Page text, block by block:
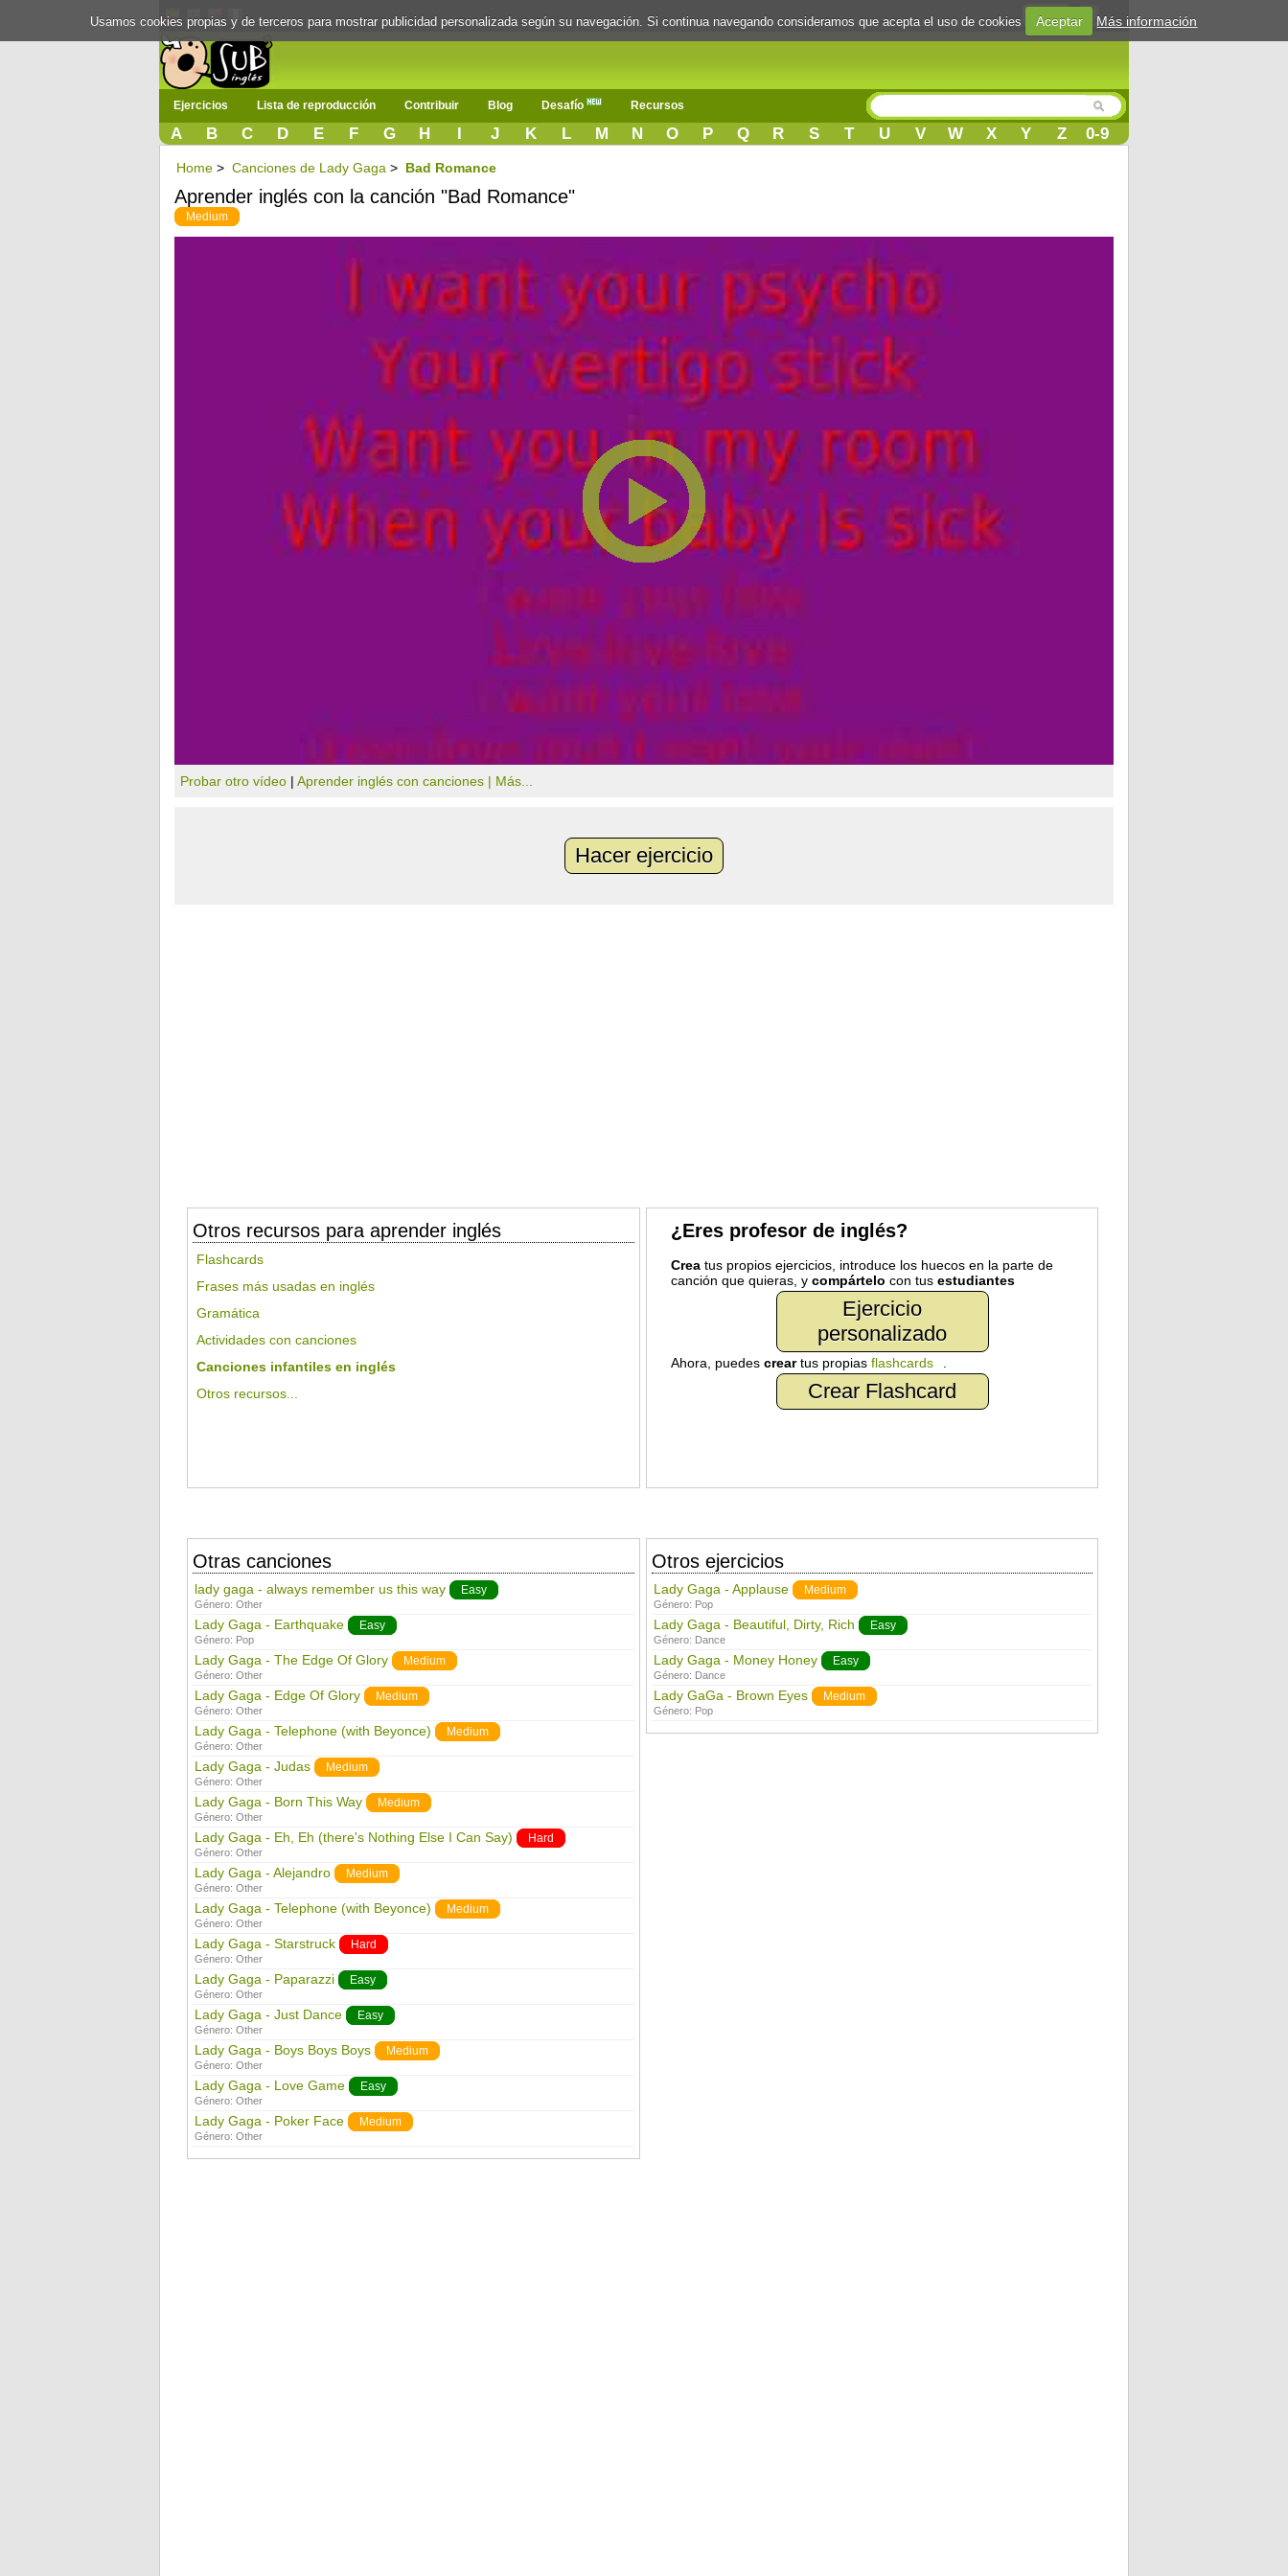
Login
Ejercicios Lista de reproducción Contribuir Blog Desafío Recursos
A B C D E F G H I J K L M N O P Q R S T U V W X Y Z 0-9
Home > Canciones de Lady Gaga > Bad Romance
Aprender inglés con la canción "Bad Romance"
Medium
Probar otro vídeo | Aprender inglés con canciones | Más...
Hacer ejercicio
Otros recursos para aprender inglés
Flashcards
Frases más usadas en inglés
Gramática
Actividades con canciones
Canciones infantiles en inglés
Otros recursos...
¿Eres profesor de inglés?
Creatus propios ejercicios, introduce los huecos en la parte de
canción que quieras, y compártelo con tus estudiantes
Ejercicio
personalizado
Ahora, puedes creartus propias flashcards .
Crear Flashcard
Otras canciones
lady gaga - always remember us this way Easy
Género: Other
Lady Gaga - Earthquake Easy
Género: Pop
Lady Gaga - The Edge Of Glory Medium
Género: Other
Lady Gaga - Edge Of Glory Medium
Género: Other
Lady Gaga - Telephone (with Beyonce) Medium
Género: Other
Lady Gaga - Judas Medium
Género: Other
Lady Gaga - Born This Way Medium
Género: Other
Lady Gaga - Eh, Eh (there's Nothing Else I Can Say) Hard
Género: Other
Lady Gaga - Alejandro Medium
Género: Other
Lady Gaga - Telephone (with Beyonce) Medium
Género: Other
Lady Gaga - Starstruck Hard
Género: Other
Lady Gaga - Paparazzi Easy
Género: Other
Lady Gaga - Just Dance Easy
Género: Other
Lady Gaga - Boys Boys Boys Medium
Género: Other
Lady Gaga - Love Game Easy
Género: Other
Lady Gaga - Poker Face Medium
Género: Other
Otros ejercicios
Lady Gaga - Applause Medium
Género: Pop
Lady Gaga - Beautiful, Dirty, Rich Easy
Género: Dance
Lady Gaga - Money Honey Easy
Género: Dance
Lady GaGa - Brown Eyes Medium
Género: Pop
Usamos cookies propias y de terceros para mostrar publicidad personalizada según su navegación. Si continua navegando consideramos que acepta el uso de cookies Aceptar Más información